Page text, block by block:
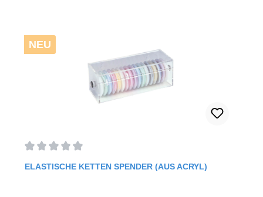
NEU
ELASTISCHE KETTEN SPENDER (AUS ACRYL)